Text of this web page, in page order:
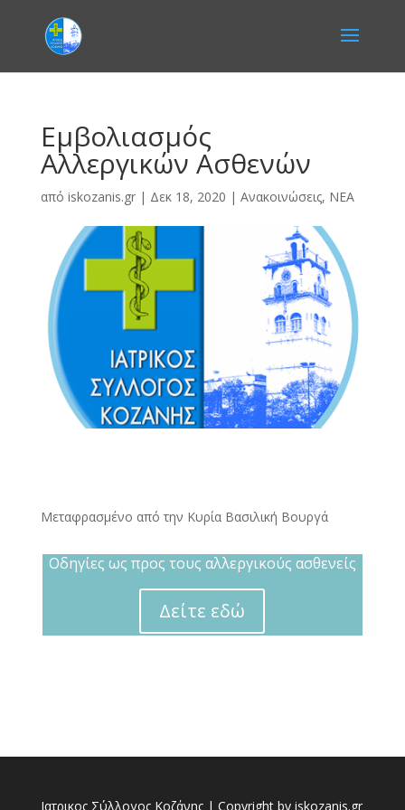
Εμβολιασμός
Αλλεργικών Ασθενών
από iskozanis.gr| Δεκ 18, 2020 | Ανακοινώσεις, ΝΕΑ
Μεταφρασμένο από την Κυρία Βασιλική Βουργά
Οδηγίες ως προς τους αλλεργικούς ασθενείς
Δείτε εδώ
Ιατρικος Σύλλογος Κοζάνης | Copyright by iskozanis.gr